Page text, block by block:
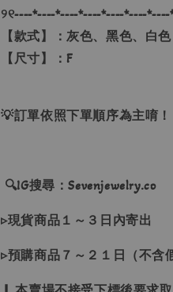
୨୧----*----*----*----*----*----*----
【款式】：灰色、黑色、白色
【尺寸】：F
💡訂單依照下單順序為主唷！
🔍IG搜尋：Sevenjewelry.co
▹現貨商品１～３日內寄出
▹預購商品７～２１日（不含